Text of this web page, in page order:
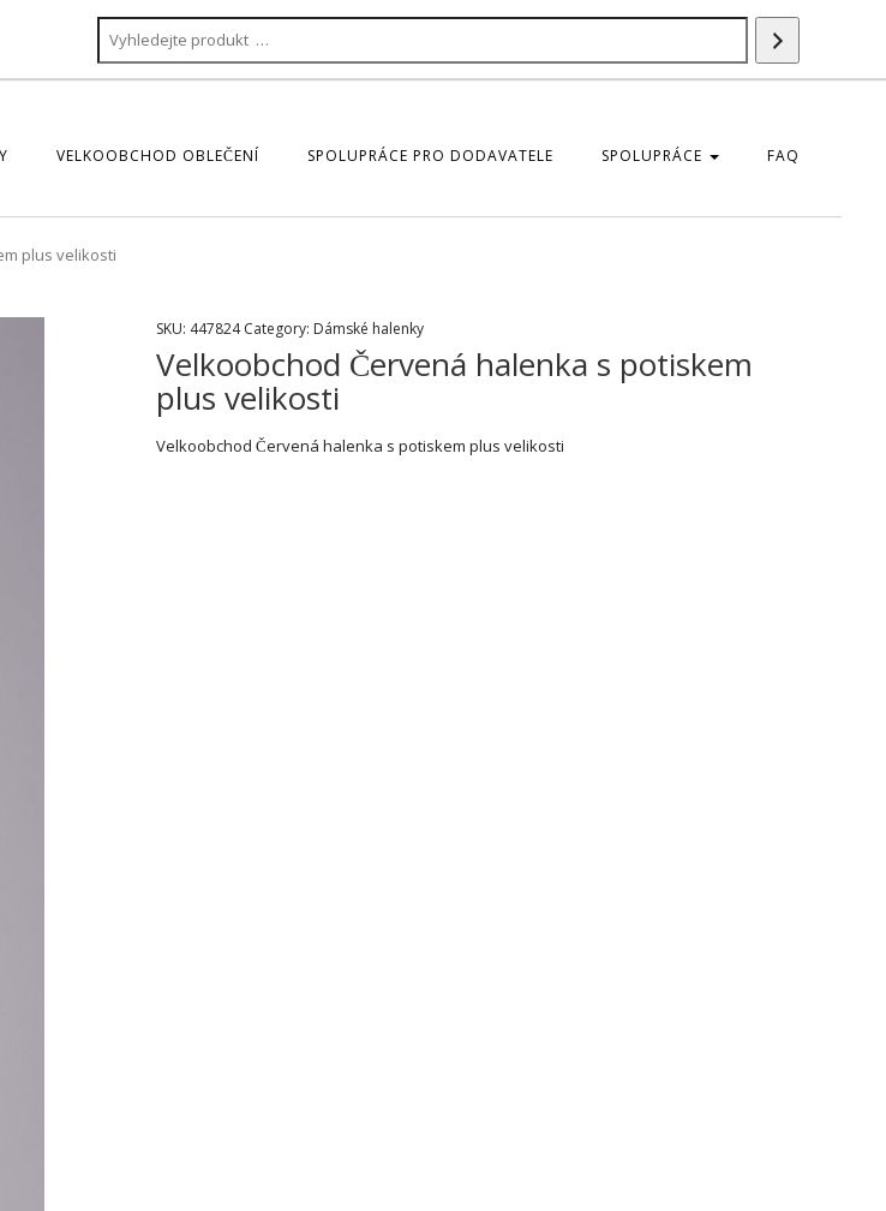
VELKOOBCHOD OBLEČENÍ SPOLUPRÁCE PRO DODAVATELE SPOLUPRÁCE FAQ
plus velikosti
SKU: 447824 Category: Dámské halenky
Velkoobchod Červená halenka s potiskem
plus velikosti
Velkoobchod Červená halenka s potiskem plus velikosti